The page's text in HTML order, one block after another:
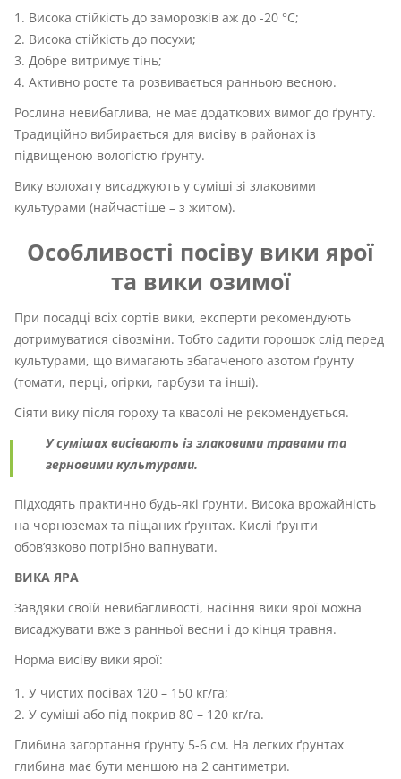
Висока стійкість до заморозків аж до -20 °C;
Висока стійкість до посухи;
Добре витримує тінь;
Активно росте та розвивається ранньою весною.
Рослина невибаглива, не має додаткових вимог до ґрунту.
Традиційно вибирається для висіву в районах із
підвищеною вологістю ґрунту.
Вику волохату висаджують у суміші зі злаковими
культурами (найчастіше – з житом).
Особливості посіву вики ярої
та вики озимої
При посадці всіх сортів вики, експерти рекомендують
дотримуватися сівозміни. Тобто садити горошок слід перед
культурами, що вимагають збагаченого азотом ґрунту
(томати, перці, огірки, гарбузи та інші).
Сіяти вику після гороху та квасолі не рекомендується.
У сумішах висівають із злаковими травами та
зерновими культурами.
Підходять практично будь-які ґрунти. Висока врожайність
на чорноземах та піщаних ґрунтах. Кислі ґрунти
обов’язково потрібно вапнувати.
ВИКА ЯРА
Завдяки своїй невибагливості, насіння вики ярої можна
висаджувати вже з ранньої весни і до кінця травня.
Норма висіву вики ярої:
У чистих посівах 120 – 150 кг/га;
У суміші або під покрив 80 – 120 кг/га.
Глибина загортання ґрунту 5-6 см. На легких ґрунтах
глибина має бути меншою на 2 сантиметри.